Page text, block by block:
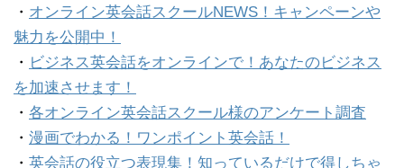
・ オンライン英会話スクールNEWS！キャンペーンや
魅力を公開中！
・ ビジネス英会話をオンラインで！あなたのビジネス
を加速させます！
・ 各オンライン英会話スクール様のアンケート調査
・ 漫画でわかる！ワンポイント英会話！
・ 英会話の役立つ表現集！知っているだけで得しちゃ